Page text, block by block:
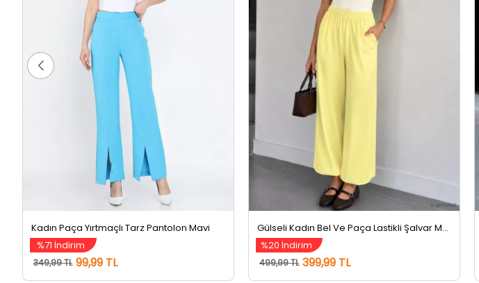
Kadın Paça Yırtmaçlı Tarz Pantolon Mavi
%71 İndirim
349,99 TL 99,99 TL
%20 İndirim
499,99 TL 399,99 TL